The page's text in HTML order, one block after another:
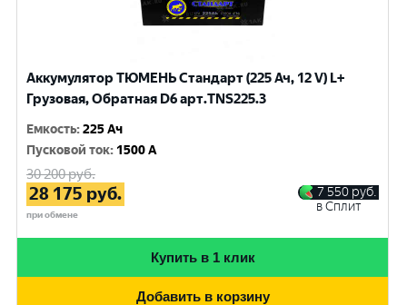
Аккумулятор ТЮМЕНЬ Стандарт (225 Ач, 12 V) L+
Грузовая, Обратная D6 арт.TNS225.3
Емкость:225 Ач
Пусковой ток: 1500 A
30 200руб.
28 175 руб.
при обмене
7 550 руб.
в Сплит
Купить в 1 клик
Добавить в корзину